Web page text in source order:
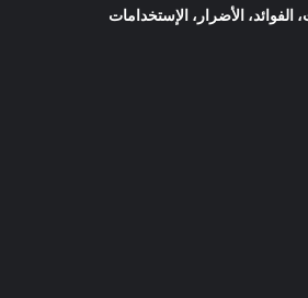
الفوائد، الأضرار، الإستخدامات